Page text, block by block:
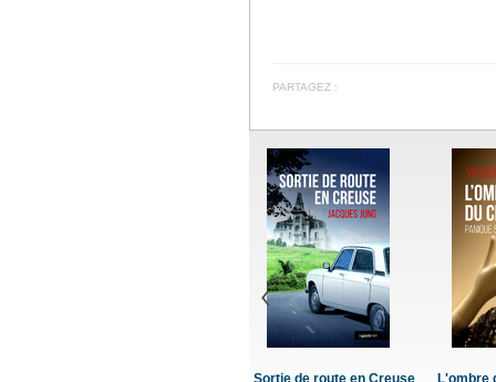
PARTAGEZ :
Sortie de route en Creuse
L'ombre